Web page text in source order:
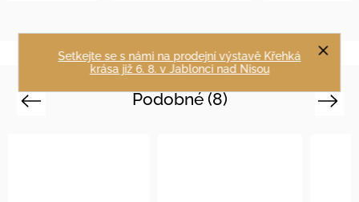
Setkejte se s námi na prodejní výstavě Křehká
krása již 6. 8. v Jablonci nad Nisou
Podobné (8)
Previous Next